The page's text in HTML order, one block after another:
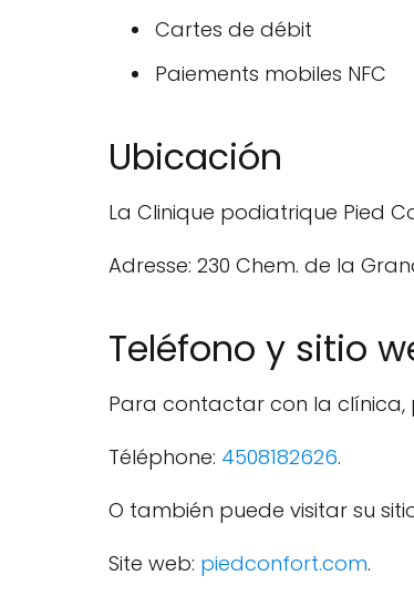
Cartes de débit
Paiements mobiles NFC
Ubicación
La Clinique podiatrique Pied
Adresse: 230 Chem. de la
Teléfono y sitio
Para contactar con la
Téléphone: 4508182626.
O también puede visitar su
Site web: piedconfort.com.